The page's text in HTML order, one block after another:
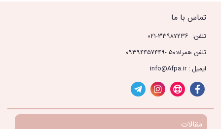
تماس با ما
تلفن: ۳۳۹۸۷۲۳۶-۰۲۱
تلفن همراه:۵۰ -۰۹۳۹۴۴۵۷۴۴۹
ایمیل : info@Afpa.ir
مقالات